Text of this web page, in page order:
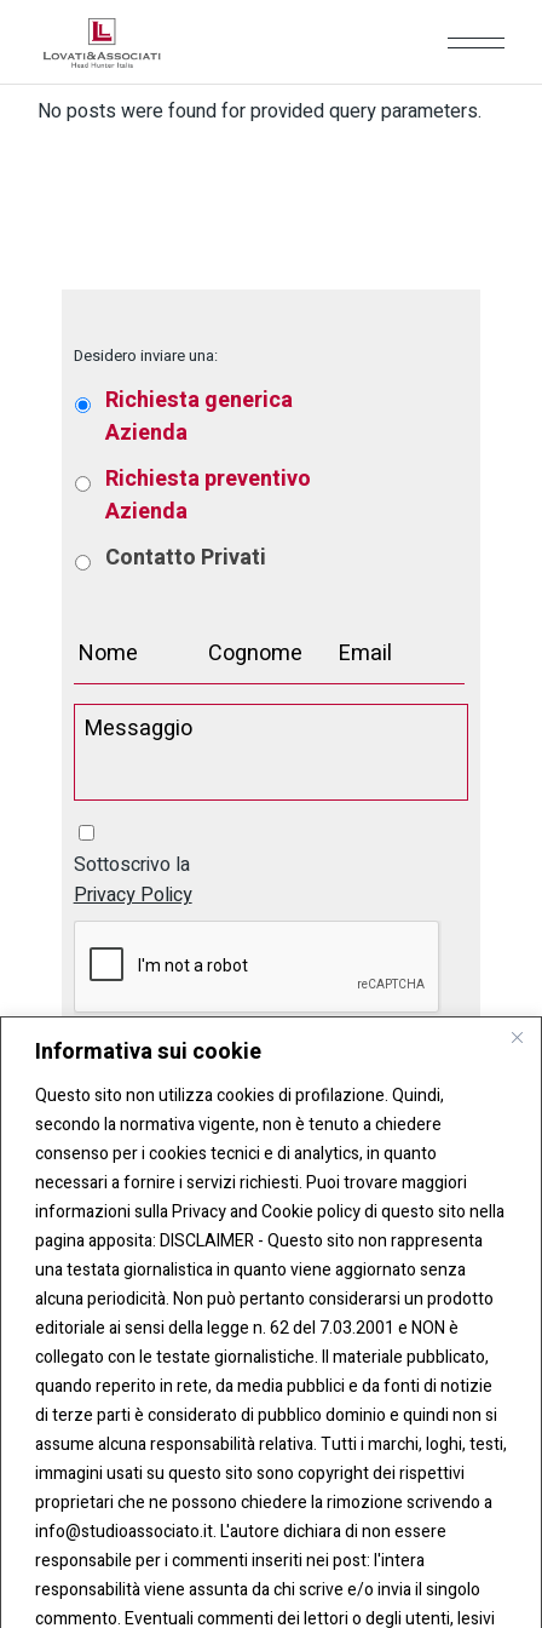
Informativa sui cookie
Questo sito non utilizza cookies di profilazione. Quindi,
secondo la normativa vigente, non è tenuto a chiedere
consenso per i cookies tecnici e di analytics, in quanto
necessari a fornire i servizi richiesti. Puoi trovare maggiori
informazioni sulla Privacy and Cookie policy di questo sito nella
pagina apposita: DISCLAIMER - Questo sito non rappresenta
una testata giornalistica in quanto viene aggiornato senza
alcuna periodicità. Non può pertanto considerarsi un prodotto
editoriale ai sensi della legge n. 62 del 7.03.2001 e NON è
collegato con le testate giornalistiche. Il materiale pubblicato,
quando reperito in rete, da media pubblici e da fonti di notizie
di terze parti è considerato di pubblico dominio e quindi non si
assume alcuna responsabilità relativa. Tutti i marchi, loghi, testi,
immagini usati su questo sito sono copyright dei rispettivi
proprietari che ne possono chiedere la rimozione scrivendo a
info@studioassociato.it. L'autore dichiara di non essere
responsabile per i commenti inseriti nei post: l'intera
responsabilità viene assunta da chi scrive e/o invia il singolo
commento. Eventuali commenti dei lettori o degli utenti, lesivi
No posts were found for provided query parameters.
Desidero inviare una:
Richiesta generica
Azienda
Richiesta preventivo
Azienda
Contatto Privati
Sottoscrivo la
Privacy Policy
CONT
ATTI
Tel:
0283438.482
Fax:
0283438.483
mail:
info@studioassociato.it
Via
Vittor
COO
KIE &
PRIV
ACY
Cookie
Policy
Privacy
Policy